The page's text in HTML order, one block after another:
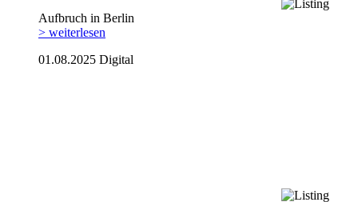
Aufbruch in Berlin
> weiterlesen
01.08.2025 Digital